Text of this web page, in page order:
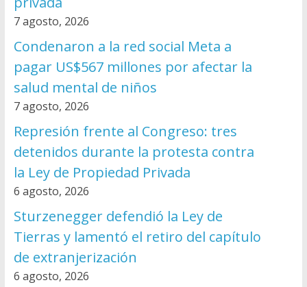
7 agosto, 2026
Condenaron a la red social Meta a
pagar US$567 millones por afectar la
salud mental de niños
7 agosto, 2026
Represión frente al Congreso: tres
detenidos durante la protesta contra
la Ley de Propiedad Privada
6 agosto, 2026
Sturzenegger defendió la Ley de
Tierras y lamentó el retiro del capítulo
de extranjerización
6 agosto, 2026